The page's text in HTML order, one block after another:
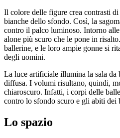
Il colore delle figure crea contrasti
bianche dello sfondo. Così, la
contro il palco luminoso. Intorno
alone più scuro che le pone in
ballerine, e le loro ampie gonne si
degli uomini.
La luce artificiale illumina la sala da
diffusa. I volumi risultano, quindi,
chiaroscuro. Infatti, i corpi delle
contro lo sfondo scuro e gli abiti dei
Lo spazio